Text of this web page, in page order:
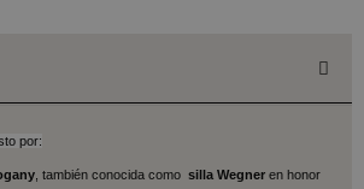
por:
, también conocida como silla Wegner en honor